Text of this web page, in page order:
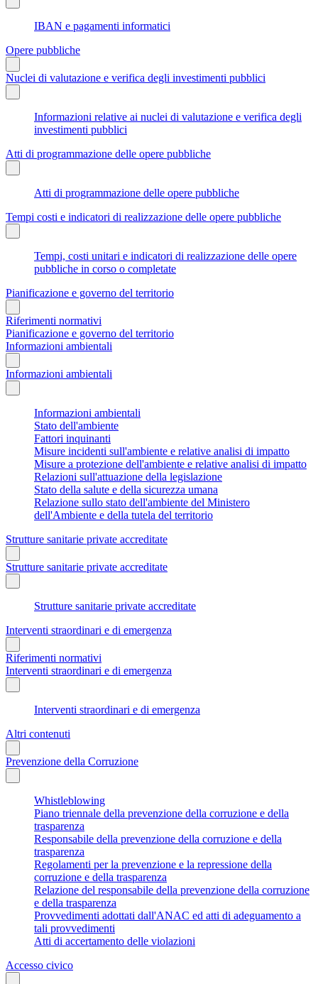
IBAN e pagamenti informatici
Opere pubbliche
Nuclei di valutazione e verifica degli investimenti pubblici
Informazioni relative ai nuclei di valutazione e verifica degli
investimenti pubblici
Atti di programmazione delle opere pubbliche
Atti di programmazione delle opere pubbliche
Tempi costi e indicatori di realizzazione delle opere pubbliche
Tempi, costi unitari e indicatori di realizzazione delle opere
pubbliche in corso o completate
Pianificazione e governo del territorio
Riferimenti normativi
Pianificazione e governo del territorio
Informazioni ambientali
Informazioni ambientali
Informazioni ambientali
Stato dell'ambiente
Fattori inquinanti
Misure incidenti sull'ambiente e relative analisi di impatto
Misure a protezione dell'ambiente e relative analisi di impatto
Relazioni sull'attuazione della legislazione
Stato della salute e della sicurezza umana
Relazione sullo stato dell'ambiente del Ministero
dell'Ambiente e della tutela del territorio
Strutture sanitarie private accreditate
Strutture sanitarie private accreditate
Strutture sanitarie private accreditate
Interventi straordinari e di emergenza
Riferimenti normativi
Interventi straordinari e di emergenza
Interventi straordinari e di emergenza
Altri contenuti
Prevenzione della Corruzione
Whistleblowing
Piano triennale della prevenzione della corruzione e della
trasparenza
Responsabile della prevenzione della corruzione e della
trasparenza
Regolamenti per la prevenzione e la repressione della
corruzione e della trasparenza
Relazione del responsabile della prevenzione della corruzione
e della trasparenza
Provvedimenti adottati dall'ANAC ed atti di adeguamento a
tali provvedimenti
Atti di accertamento delle violazioni
Accesso civico